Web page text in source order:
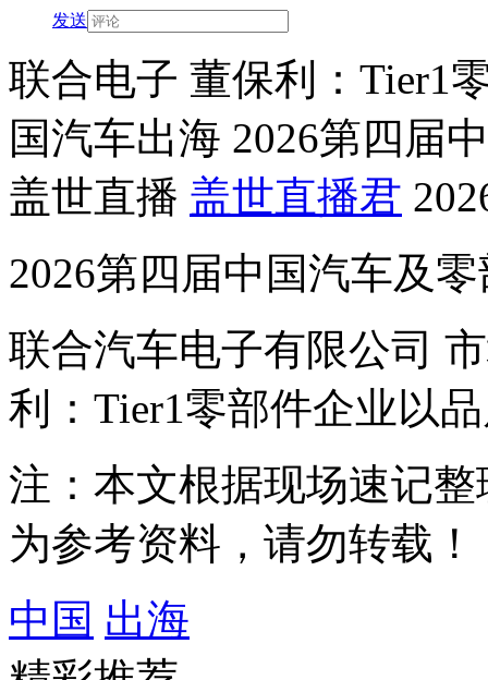
发送
联合电子 董保利：Tier1
国汽车出海 2026第四届
盖世直播 盖世直播君
2026第四届中国汽车及
联合汽车电子有限公司
利：Tier1零部件企业以
注：本文根据现场速记
为参考资料，请勿转载！
中国 出海